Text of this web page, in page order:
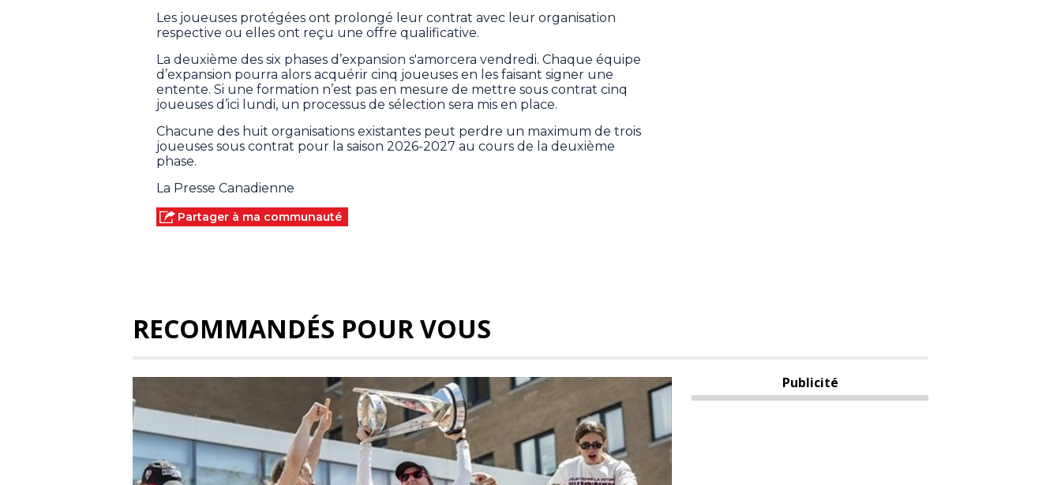
Les joueuses protégées ont prolongé leur contrat avec leur organisation
respective ou elles ont reçu une offre qualificative.
La deuxième des six phases d’expansion s'amorcera vendredi. Chaque équipe
d’expansion pourra alors acquérir cinq joueuses en les faisant signer une
entente. Si une formation n’est pas en mesure de mettre sous contrat cinq
joueuses d’ici lundi, un processus de sélection sera mis en place.
Chacune des huit organisations existantes peut perdre un maximum de trois
joueuses sous contrat pour la saison 2026-2027 au cours de la deuxième
phase.
La Presse Canadienne
Partager à ma communauté
RECOMMANDÉS POUR VOUS
Publicité